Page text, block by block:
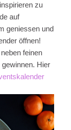
zu
auf
geniessen und
öffnen!
feinen
Hier